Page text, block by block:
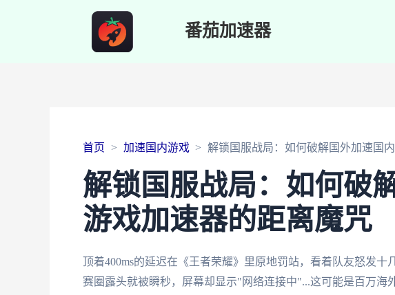
番茄加速器
首页 加速国内游戏 解锁国服战局：如何破解国外加速国
解锁国服战局：如何破
游戏加速器的距离魔咒
顶着400ms的延迟在《王者荣耀》里原地罚站，看着队友怒发
赛圈露头就被瞬秒，屏幕却显示"网络连接中"...这可能是百万海